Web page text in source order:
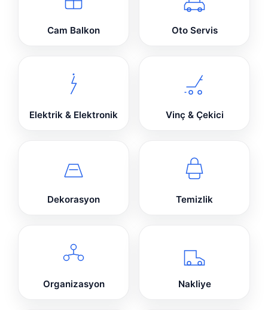
Cam Balkon Oto Servis
Elektrik & Elektronik Vinç & Çekici
Dekorasyon Temizlik
Organizasyon Nakliye